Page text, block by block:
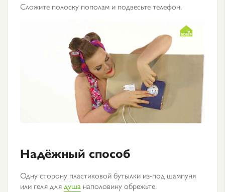
Сложите полоску пополам и подвесьте телефон.
Надёжный способ
Одну сторону пластиковой бутылки из-под шампуня
или геля длядуша наполовину обрежьте.